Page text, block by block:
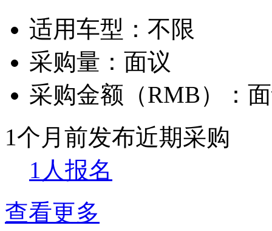
适用车型： 不限
采购量： 面议
采购金额（RMB）：
1个月前发布近期采购
1人报名
查看更多